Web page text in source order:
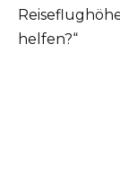
helfen?“